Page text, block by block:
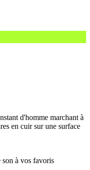
d'homme marchant à
en cuir sur une surface